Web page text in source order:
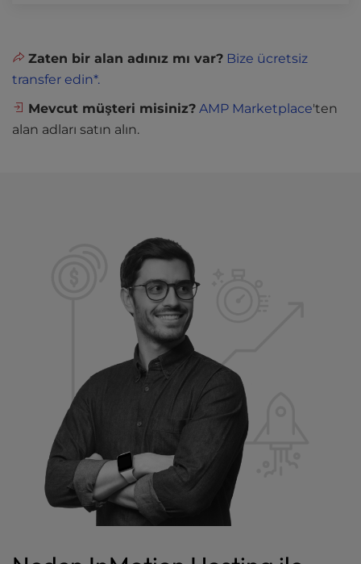
Zaten bir alan adınız mı var? Bize ücretsiz
transfer edin*.
Mevcut müşteri misiniz? AMP Marketplace'ten
alan adları satın alın.